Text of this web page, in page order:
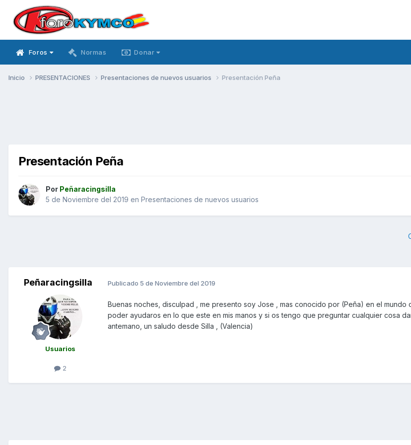
Foros Normas Donar
Inicio PRESENTACIONES Presentaciones de nuevos usuarios Presentación Peña
Presentación Peña
Por Peñaracingsilla
5 de Noviembre del 2019 en Presentaciones de nuevos usuarios
Peñaracingsilla
Usuarios
2
Publicado 5 de Noviembre del 2019
Buenas noches, disculpad , me presento soy Jose , mas conocido por (Peña) en el mundo
poder ayudaros en lo que este en mis manos y si os tengo que preguntar cualquier cosa
antemano, un saludo desde Silla , (Valencia)